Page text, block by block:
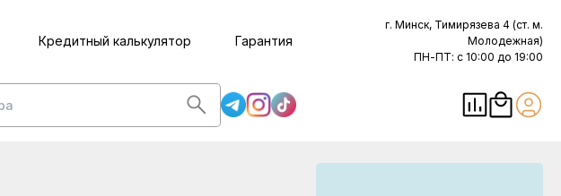
Кредитный калькулятор Гарантия
г. Минск, Тимирязева 4 (ст. м.
Молодежная)
ПН-ПТ: с 10:00 до 19:00